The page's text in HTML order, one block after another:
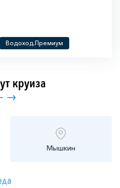
Водоход.Премиум
круиза
Мышкин